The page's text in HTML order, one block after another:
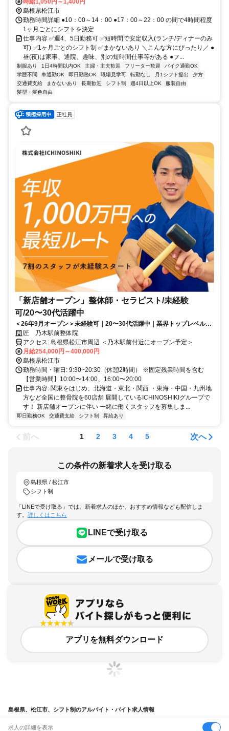
時給1,050円～1,400円
島根県松江市
勤務時間詳細 ●10：00～14：00 ●17：00～22：00 の間で4時間程度
1ヶ月ごとにシフトを決定
仕事内容 ✅週4、5日勤務可 ✅短時間で安定収入(ランチ/ディナーのみ
可) ✅1ヶ月ごとのシフト制 ✅まかないあり ＼こんな方にぴったり／ ●
昼(夜)は家事、通院、趣味、別の短時間仕事等がある ●フ...
制服あり 1日4時間以内OK 主婦・主夫歓迎 フリーター歓迎
バイク通勤OK
学歴不問
車通勤OK 即日勤務OK 職場見学可 転勤なし 月1シフト提出
夕方
交通費支給
まかないあり 長期歓迎 シフト制 週4日以上OK
服装自由
髪型・髪色自由
正社員
「新店舗オープン」整体師・セラピスト/未経験
可/20〜30代活躍中
＜26年9月オープン＞未経験可｜20〜30代活躍中｜業界トップレベルの
給与水準｜初回ボーナス80万円・賞与500万円の支給実績あり
匠 乃木駅前整体院
アクセス: 島根県松江市周辺 ＜乃木駅前付近にオープン予定＞
月給254,000円～400,000円
島根県松江市
勤務時間・曜日: 9:30~20:30（休憩2時間） ※固定残業時間を含む
【営業時間】10:00〜14:00、16:00〜20:00
仕事内容: 関東をはじめ、北海道・東北・関西 ・東海・中国・九州地
方など全国に整骨院を60店舗 展開しているICHINOSHIKIグループで
す！ 新店舗オープンに伴い 一緒に働くスタッフを募集しま...
即日勤務OK 交通費支給 シフト制 昇給あり
前へ 1 2 3 4 5 次へ
この条件の新着求人を受け取る
島根県 / 松江市
シフト制
「LINEで受け取る」では、新着求人のほか、おすすめ情報なども配信しま
す。 詳しくはこちら
LINEで受け取る
メールで受け取る
アプリを無料ダウンロード
島根県、松江市、シフト制のアルバイト・バイト求人情報
求人の詳細を表示